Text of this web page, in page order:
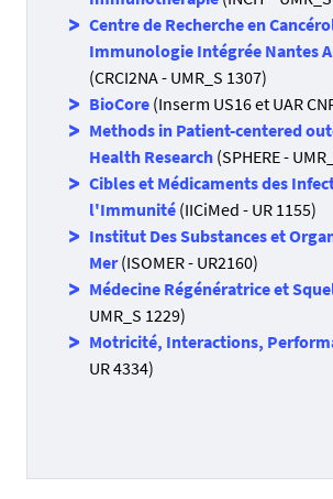
Centre de Recherche en
Immunologie Intégrée Nantes
(CRCI2NA - UMR_S 1307)
BioCore (Inserm US16 et UAR
Methods in Patient-centered
Health Research (SPHERE -
Cibles et Médicaments des
l'Immunité (IICiMed - UR 1155)
Institut Des Substances et
Mer(ISOMER - UR2160)
Médecine Régénératrice et
UMR_S 1229)
Motricité, Interactions,
UR 4334)